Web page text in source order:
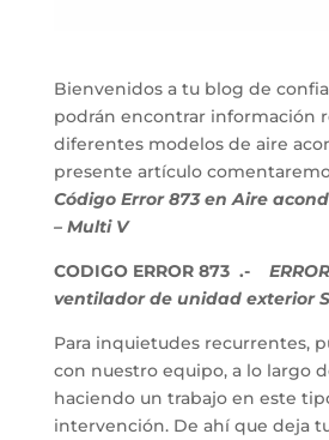
Bienvenidos a tu blog de
podrán encontrar información
diferentes modelos de aire
presente artículo
Código Error 873 en Aire
– Multi V
CODIGO ERROR 873 .-
ventilador de unidad exterior
Para inquietudes recurrentes,
con nuestro equipo, a lo largo
haciendo un trabajo en este
intervención. De ahí que deja